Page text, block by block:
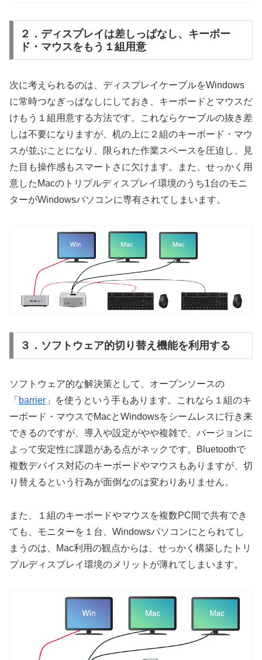
２．ディスプレイは差しっぱなし、キーボー
ド・マウスをもう１組用意
次に考えられるのは、ディスプレイケーブルをWindows
に常時つなぎっぱなしにしておき、キーボードとマウスだ
けもう１組用意する方法です。これならケーブルの抜き差
しは不要になりますが、机の上に２組のキーボード・マウ
スが並ぶことになり、限られた作業スペースを圧迫し、見
た目も操作感もスマートさに欠けます。また、せっかく用
意したMacのトリプルディスプレイ環境のうち1台のモニ
ターがWindowsパソコンに専有されてしまいます。
３．ソフトウェア的切り替え機能を利用する
ソフトウェア的な解決策として、オープンソースの
「 barrier 」を使うという手もあります。これなら１組のキ
ーボード・マウスでMacとWindowsをシームレスに行き来
できるのですが、導入や設定がやや複雑で、バージョンに
よって安定性に課題がある点がネックです。Bluetoothで
複数デバイス対応のキーボードやマウスもありますが、切
り替えるという行為が面倒なのは変わりありません。
また、１組のキーボードやマウスを複数PC間で共有でき
ても、モニターを１台、Windowsパソコンにとられてし
まうのは、Mac利用の観点からは、せっかく構築したトリ
プルディスプレイ環境のメリットが薄れてしまいます。